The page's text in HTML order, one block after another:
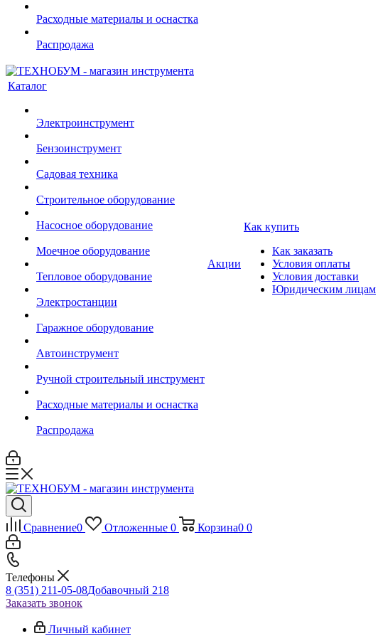
Расходные материалы и оснастка
Распродажа
Каталог
Электроинструмент
Бензоинструмент
Садовая техника
Строительное оборудование
Насосное оборудование
Моечное оборудование
Тепловое оборудование
Электростанции
Гаражное оборудование
Автоинструмент
Ручной строительный инструмент
Расходные материалы и оснастка
Распродажа
Акции
Как купить
Как заказать
Условия оплаты
Условия доставки
Юридическим лицам
Сравнение0 Отложенные 0 Корзина0 0
Телефоны
8 (351) 211-05-08Добавочный 218
Заказать звонок
Личный кабинет